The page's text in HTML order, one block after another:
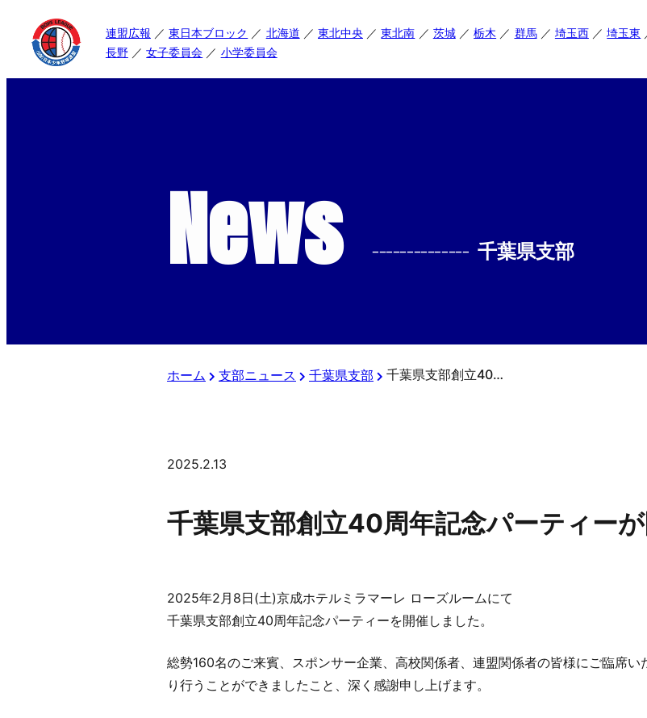
連盟広報 東日本ブロック 北海道 東北中央 東北南 茨城 栃木 群馬 埼玉西 埼玉東
長野
女子委員会 小学委員会
News -------------- 千葉県支部
ホーム 支部ニュース 千葉県支部 千葉県支部創立40周年記念パーティーが開催されました
2025.2.13
千葉県支部創立40周年記念パーティー
2025年2月8日(土)京成ホテルミラマーレ ローズルームにて
千葉県支部創立40周年記念パーティーを開催しました。
総勢160名のご来賓、スポンサー企業、高校関係者、連盟関係者の皆様にご臨席
り行うことができましたこと、深く感謝申し上げます。